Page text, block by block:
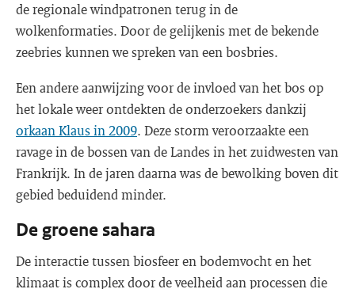
de regionale windpatronen terug in de
wolkenformaties. Door de gelijkenis met de bekende
zeebries kunnen we spreken van een bosbries.
Een andere aanwijzing voor de invloed van het bos op
het lokale weer ontdekten de onderzoekers dankzij
orkaan Klaus in 2009. Deze storm veroorzaakte een
ravage in de bossen van de Landes in het zuidwesten van
Frankrijk. In de jaren daarna was de bewolking boven dit
gebied beduidend minder.
De groene sahara
De interactie tussen biosfeer en bodemvocht en het
klimaat is complex door de veelheid aan processen die